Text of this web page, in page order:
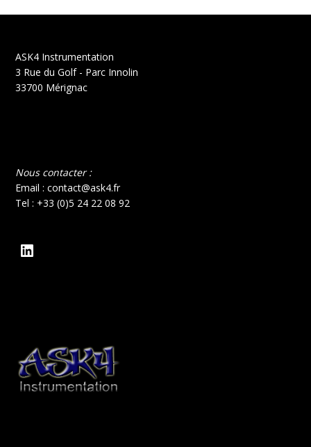
ASK4 Instrumentation
3 Rue du Golf - Parc Innolin
33700 Mérignac
Nous contacter :
Email : contact@ask4.fr
Tel : +33 (0)5 24 22 08 92
LinkedIn